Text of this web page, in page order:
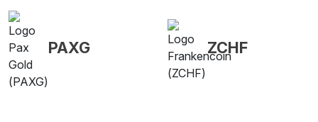
PAXG ZCHF